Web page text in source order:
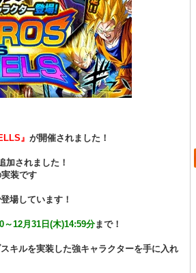
』 が開催されました！
加されました！
装です
場しています！
～12月31日(木)14:59分まで！
キルを実装した強キャラクターを手に入れ